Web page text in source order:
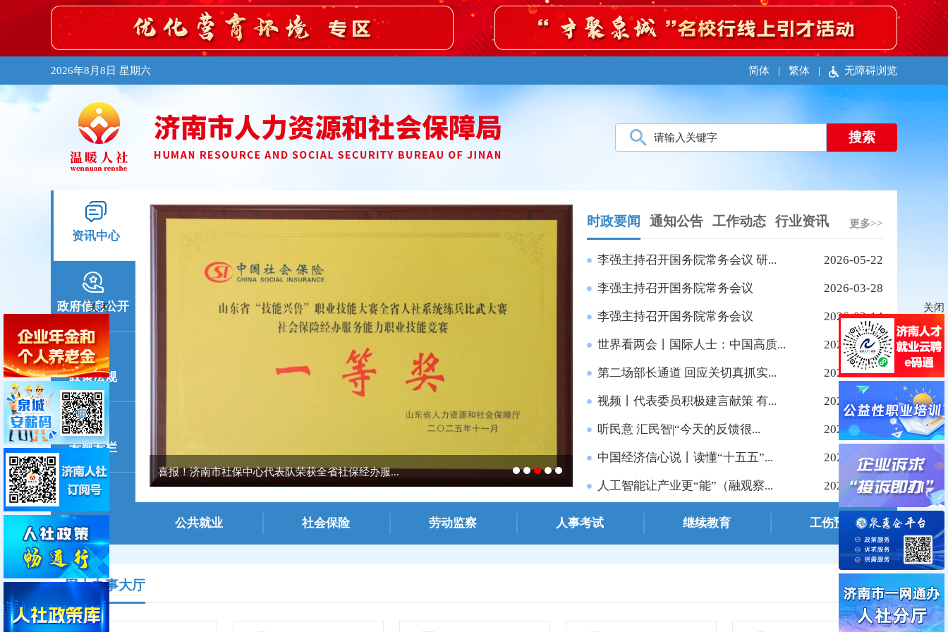
2026年8月8日 星期六 简体 | 繁体 | 无障碍浏览
资讯中心
政府信息公开
政策法规
专题专栏
喜报！济南市社保中心代表队荣获全省社保经办服...
时政要闻 通知公告 工作动态 行业资讯 更多>>
李强主持召开国务院常务会议 研... 2026-05-22
李强主持召开国务院常务会议 2026-03-28
李强主持召开国务院常务会议 2026-03-14
世界看两会丨国际人士：中国高质... 2026-03-10
第二场部长通道 回应关切真抓实... 2026-03-10
视频丨代表委员积极建言献策 有... 2026-03-10
听民意 汇民智|“今天的反馈很... 2026-03-09
中国经济信心说丨读懂“十五五”... 2026-03-09
人工智能让产业更“能”（融观察... 2026-03-09
公共就业 社会保险 劳动监察 人事考试 继续教育 工伤预防
网上办事大厅
关闭
关闭